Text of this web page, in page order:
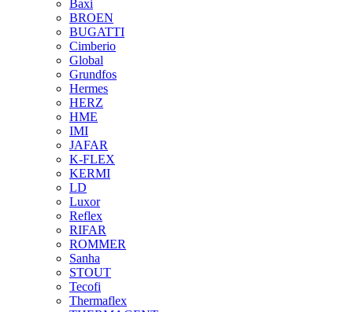
Baxi
BROEN
BUGATTI
Cimberio
Global
Grundfos
Hermes
HERZ
HME
IMI
JAFAR
K-FLEX
KERMI
LD
Luxor
Reflex
RIFAR
ROMMER
Sanha
STOUT
Tecofi
Thermaflex